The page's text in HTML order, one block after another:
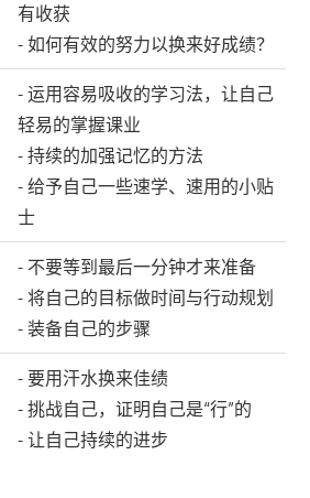
有收获
- 如何有效的努力以换来好成绩？
- 运用容易吸收的学习法，让自己
轻易的掌握课业
- 持续的加强记忆的方法
- 给予自己一些速学、速用的小贴
士
- 不要等到最后一分钟才来准备
- 将自己的目标做时间与行动规划
- 装备自己的步骤
- 要用汗水换来佳绩
- 挑战自己，证明自己是“行”的
- 让自己持续的进步